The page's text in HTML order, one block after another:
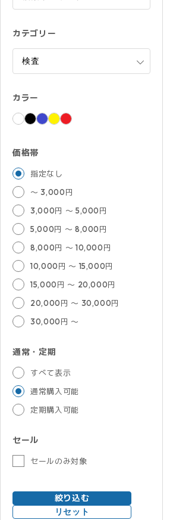
カテゴリー
カラー
価格帯
指定なし
～ 3,000円
3,000円 ～ 5,000円
5,000円 ～ 8,000円
8,000円 ～ 10,000円
10,000円 ～ 15,000円
15,000円 ～ 20,000円
20,000円 ～ 30,000円
30,000円 ～
通常・定期
すべて表示
通常購入可能
定期購入可能
セール
セールのみ対象
絞り込む
リセット